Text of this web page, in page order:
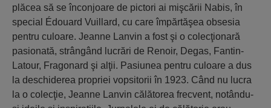
plăcea să se înconjoare de pictori ai mişcării Nabis, în
special Édouard Vuillard, cu care împărtăşea obsesia
pentru culoare. Jeanne Lanvin a fost şi o colecţionară
pasionată, strângând lucrări de Renoir, Degas, Fantin-
Latour, Fragonard şi alţii. Pasiunea pentru culoare a dus
la deschiderea propriei vopsitorii în 1923. Când nu lucra
la o colecţie, Jeanne Lanvin călătorea frecvent, notându-